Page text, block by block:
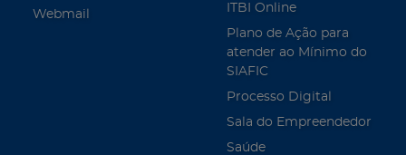
Webmail
ITBI Online
Plano de Ação para
atender ao Mínimo do
SIAFIC
Processo Digital
Sala do Empreendedor
Saúde